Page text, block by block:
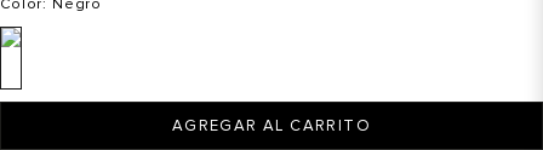
Color: Negro
AGREGAR AL CARRITO